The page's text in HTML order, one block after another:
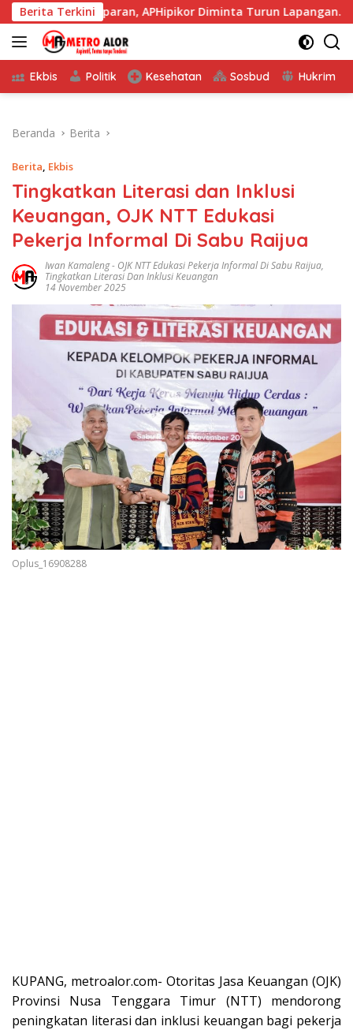
Langsung
ke
konten
Berita TerkiniAPHipikor Diminta Turun Lapangan. Pj,
Ekbis Politik Kesehatan Sosbud Hukrim
Beranda Berita
Berita, Ekbis
Tingkatkan Literasi dan Inklusi
Keuangan, OJK NTT Edukasi
Pekerja Informal Di Sabu Raijua
Iwan Kamaleng- OJK NTT Edukasi Pekerja Informal Di Sabu Raijua,
Tingkatkan Literasi Dan Inklusi Keuangan
14 November 2025
Oplus_16908288
KUPANG, metroalor.com- Otoritas Jasa Keuangan (OJK)
Provinsi Nusa Tenggara Timur (NTT) mendorong
peningkatan literasi dan inklusi keuangan bagi pekerja